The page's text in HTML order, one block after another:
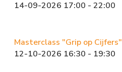
14-09-2026 17:00 - 22:00
Masterclass "Grip op Cijfers"
12-10-2026 16:30 - 19:30